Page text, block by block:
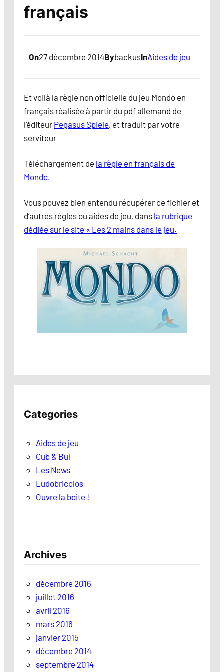
français
On27 décembre 2014BybackusInAides de jeu
Et voilà la règle non officielle du jeu Mondo en
français réalisée à partir du pdf allemand de
l’éditeur Pegasus Spiele, et traduit par votre
serviteur
Téléchargement de la règle en français de
Mondo.
Vous pouvez bien entendu récupérer ce fichier et
d’autres règles ou aides de jeu, dans la rubrique
dédiée sur le site « Les 2 mains dans le jeu.
Categories
Aides de jeu
Cub & Bul
Les News
Ludobricolos
Ouvre la boite !
Archives
décembre 2016
juillet 2016
avril 2016
mars 2016
janvier 2015
décembre 2014
septembre 2014